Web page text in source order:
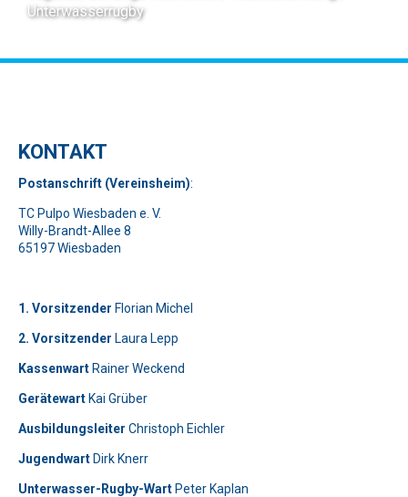
Unterwasserrugby
KONTAKT
Postanschrift (Vereinsheim):
TC Pulpo Wiesbaden e. V.
Willy-Brandt-Allee 8
65197 Wiesbaden
1. Vorsitzender Florian Michel
2. Vorsitzender Laura Lepp
Bitte lasse dieses Feld leer.
Kassenwart Rainer Weckend
Gerätewart Kai Grüber
Telefon: 0179-5300111
Ausbildungsleiter Christoph Eichler
Jugendwart Dirk Knerr
Unterwasser-Rugby-Wart Peter Kaplan